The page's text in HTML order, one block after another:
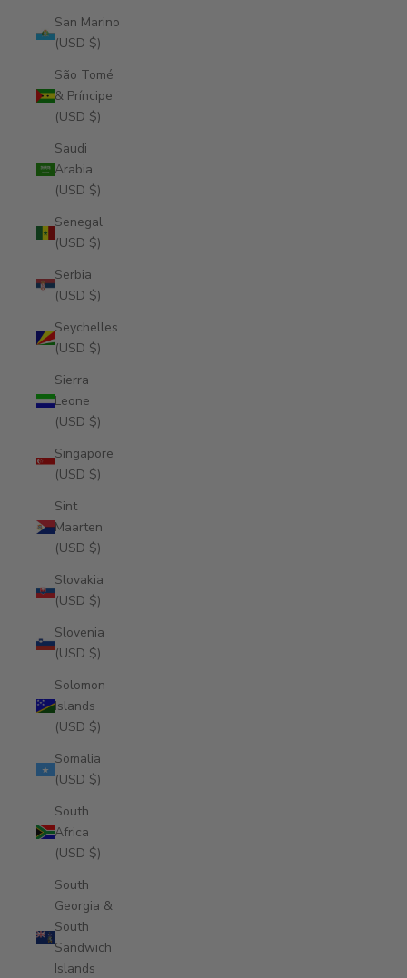
San Marino
(USD $)
São Tomé
& Príncipe
(USD $)
Saudi
Arabia
(USD $)
Senegal
(USD $)
Serbia
(USD $)
Seychelles
(USD $)
Sierra
Leone
(USD $)
Singapore
(USD $)
Sint
Maarten
(USD $)
Slovakia
(USD $)
Slovenia
(USD $)
Solomon
Islands
(USD $)
Somalia
(USD $)
South
Africa
(USD $)
South
Georgia &
South
Sandwich
Islands